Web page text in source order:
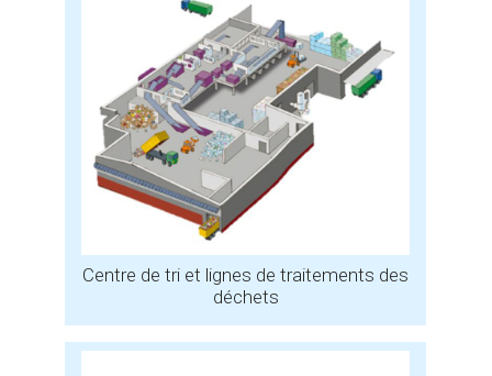
Centre de tri et lignes de traitements des
déchets